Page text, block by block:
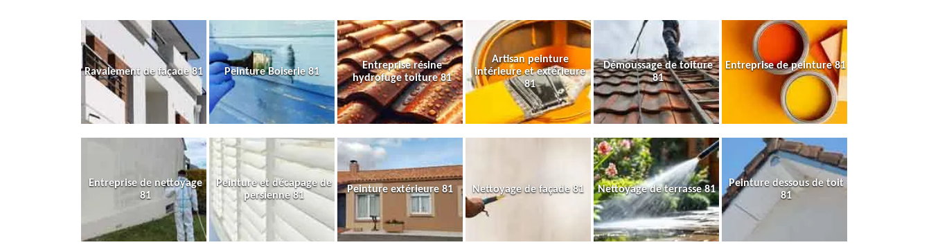
Ravalement de façade 81 Peinture Boiserie 81
Entreprise résine
hydrofuge toiture 81
Artisan peinture
intérieure et extérieure
81
Démoussage de toiture
81
Entreprise de peinture 81
Entreprise de nettoyage
81
Peinture et décapage de
persienne 81
Peinture extérieure 81 Nettoyage de façade 81 Nettoyage de terrasse 81
Peinture dessous de toit
81